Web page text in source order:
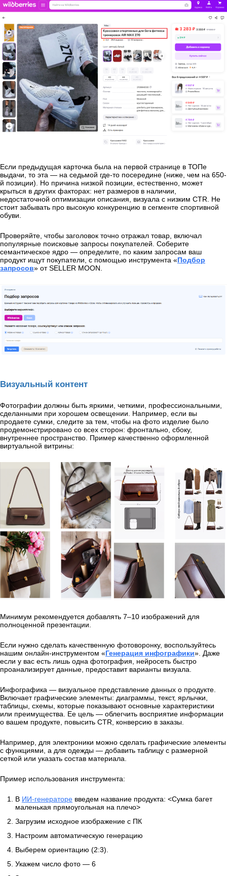
Если предыдущая карточка была на первой странице в ТОПе
выдачи, то эта — на седьмой где-то посередине (ниже, чем на 650-
й позиции). Но причина низкой позиции, естественно, может
крыться в других факторах: нет размеров в наличии,
недостаточной оптимизации описания, визуала с низким CTR. Не
стоит забывать про высокую конкуренцию в сегменте спортивной
обуви.
Проверяйте, чтобы заголовок точно отражал товар, включал
популярные поисковые запросы покупателей. Соберите
семантическое ядро — определите, по каким запросам ваш
продукт ищут покупатели, с помощью инструмента «Подбор
запросов» от SELLER MOON.
Визуальный контент
Фотографии должны быть яркими, четкими, профессиональными,
сделанными при хорошем освещении. Например, если вы
продаете сумки, следите за тем, чтобы на фото изделие было
продемонстрировано со всех сторон: фронтально, сбоку,
внутреннее пространство. Пример качественно оформленной
виртуальной витрины:
Минимум рекомендуется добавлять 7–10 изображений для
полноценной презентации.
Если нужно сделать качественную фотоворонку, воспользуйтесь
нашим онлайн-инструментом «Генерация инфографики». Даже
если у вас есть лишь одна фотография, нейросеть быстро
проанализирует данные, предоставит варианты визуала.
Инфографика — визуальное представление данных о продукте.
Включает графические элементы: диаграммы, текст, ярлычки,
таблицы, схемы, которые показывают основные характеристики
или преимущества. Ее цель — облегчить восприятие информации
о вашем продукте, повысить CTR, конверсию в заказы.
Например, для электроники можно сделать графические элементы
с функциями, а для одежды — добавить таблицу с размерной
сеткой или указать состав материала.
Пример использования инструмента:
В ИИ-генераторе введем название продукта: <Сумка багет
маленькая прямоугольная на плечо>
Загрузим исходное изображение с ПК
Настроим автоматическую генерацию
Выберем ориентацию (2:3).
Укажем число фото — 6